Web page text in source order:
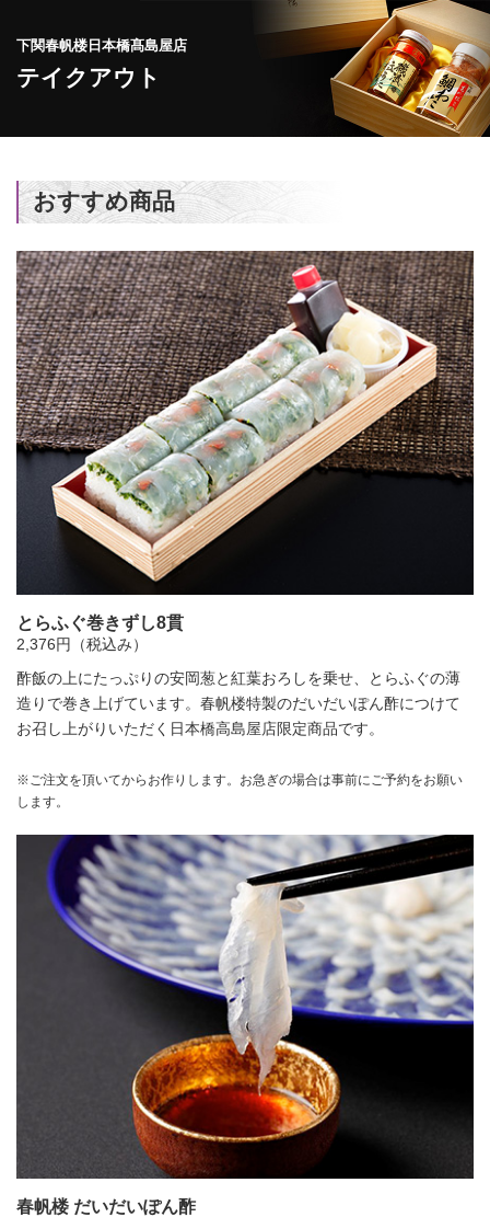
下関春帆楼日本橋髙島屋店
テイクアウト
おすすめ商品
とらふぐ巻きずし8貫
2,376円（税込み）
酢飯の上にたっぷりの安岡葱と紅葉おろしを乗せ、とらふぐの薄
造りで巻き上げています。春帆楼特製のだいだいぽん酢につけて
お召し上がりいただく日本橋高島屋店限定商品です。
※ご注文を頂いてからお作りします。お急ぎの場合は事前にご予約をお願い
します。
春帆楼 だいだいぽん酢